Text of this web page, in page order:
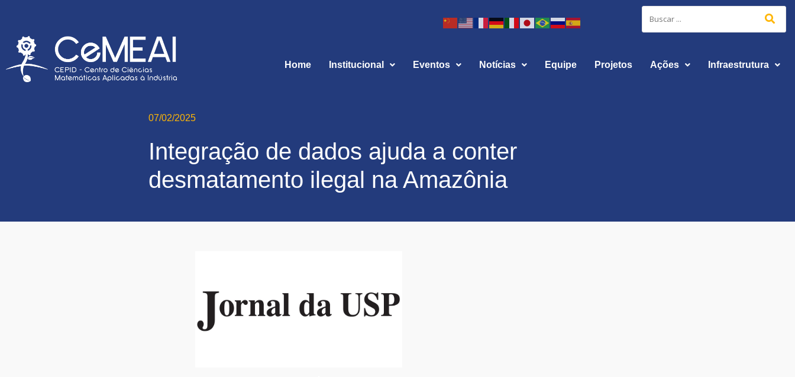
Home Institucional Eventos Notícias Equipe Projetos Ações Infraestrutura
07/02/2025
Integração de dados ajuda a conter
desmatamento ilegal na Amazônia